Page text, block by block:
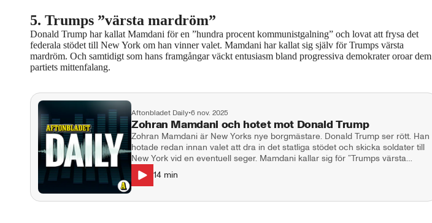
5. Trumps ”värsta mardröm”
Donald Trump har kallat Mamdani för en ”hundra procent kommunistgalning” och lovat att frysa det
federala stödet till New York om han vinner valet. Mamdani har kallat sig själv för Trumps värsta
mardröm. Och samtidigt som hans framgångar väckt entusiasm bland progressiva demokrater oroar dem
partiets mittenfalang.
Aftonbladet Daily•6 nov. 2025
Zohran Mamdani och hotet mot Donald Trump
Zohran Mamdani är New Yorks nye borgmästare. Donald Trump ser rött. Han
hotade redan innan valet att dra in det statliga stödet och skicka soldater till
New York vid en eventuell seger. Mamdani kallar sig för ”Trumps värsta
fiende” och Trump kallar sin fiende för en kommunistgalning. Gäst: Emelie
Svensson, Aftonbladets reporter i USA. Programledare och producent:
podcast@aftonbladet.se
14 min